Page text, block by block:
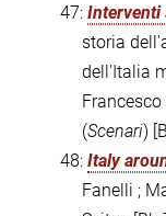
47: Interventi
storia
dell'Italia
(Scenari)
48: Italy
Fanelli ;